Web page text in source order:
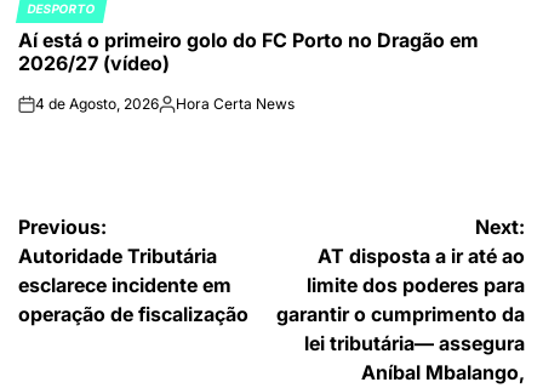
POSTED
IN
DESPORTO
Aí está o primeiro golo do FC Porto no Dragão em
2026/27 (vídeo)
on4 de Agosto, 2026Publicado
Hora Certa News
Navegação
de
artigos
Previous:
Autoridade Tributária
esclarece incidente em
operação de fiscalização
Next:
AT disposta a ir até ao
limite dos poderes para
garantir o cumprimento da
lei tributária— assegura
Aníbal Mbalango,